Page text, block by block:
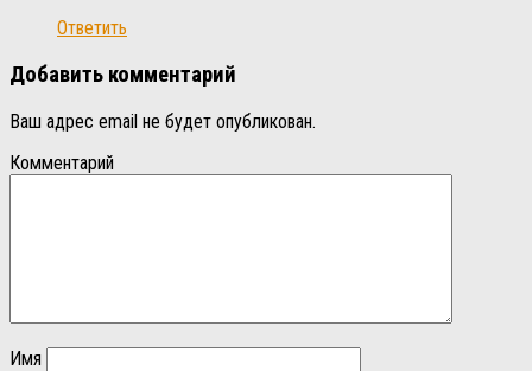
Ответить
Добавить комментарий
Ваш адрес email не будет опубликован.
Комментарий
Имя